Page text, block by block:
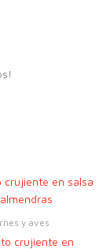
y aves
crujiente en